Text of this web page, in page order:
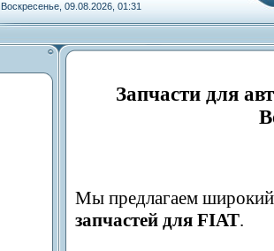
Воскресенье, 09.08.2026, 01:31
Запчасти для
Мы предлагаем
запчастей для FIAT.